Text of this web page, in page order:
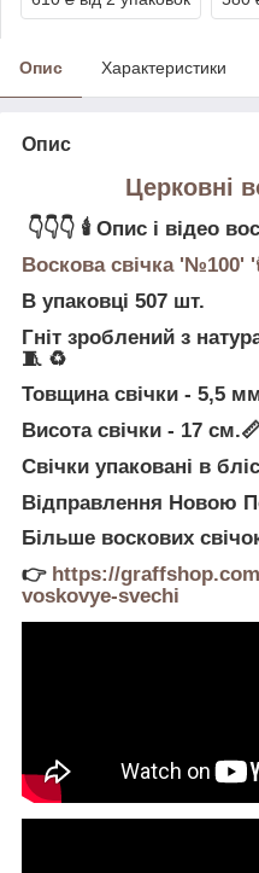
Опис Характеристики
Опис
Церковні
👇👇👇 🕯Опис і відео
Воскова свічка '№100' '
В упаковці 507 шт.
Гніт зроблений з
🧵 ♻
Товщина свічки - 5,5
Висота свічки - 17 см.
Свічки упаковані в
Відправлення Новою
Більше воскових
👉 https://
voskovye-svechi